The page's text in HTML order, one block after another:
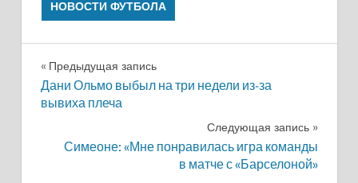
НОВОСТИ ФУТБОЛА
Навигация
по
Предыдущая запись
Дани Ольмо выбыл на три недели из-за
вывиха плеча
Следующая запись
Симеоне: «Мне понравилась игра команды
в матче с «Барселоной»